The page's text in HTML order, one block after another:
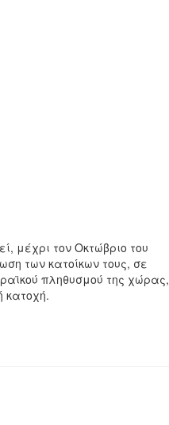
μέχρι τον Οκτώβριο του
των κατοίκων τους, σε
πληθυσμού της χώρας,
κατοχή.